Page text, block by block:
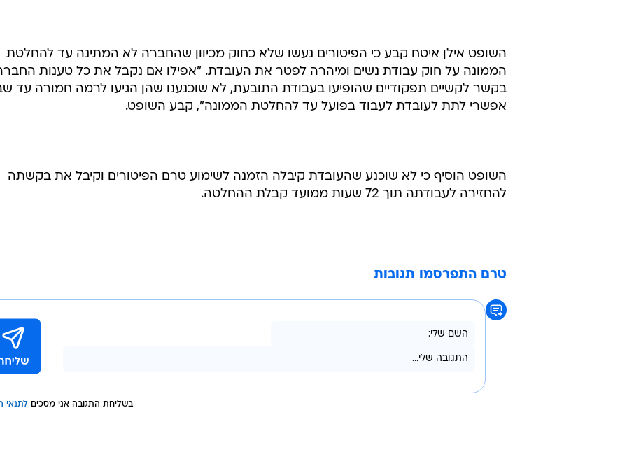
השופט אילן איטח קבע כי הפיטורים נעשו שלא כחוק מכיוון שהחברה לא המתינה עד להחלטת
הממונה על חוק עבודת נשים ומיהרה לפטר את העובדת. "אפילו אם נקבל את כל טענות
בקשר לקשיים תפקודיים שהופיעו בעבודת התובעת, לא שוכנענו שהן הגיעו לרמה חמורה עד
אפשרי לתת לעובדת לעבוד בפועל עד להחלטת הממונה", קבע השופט.
השופט הוסיף כי לא שוכנע שהעובדת קיבלה הזמנה לשימוע טרם הפיטורים וקיבל את בקשתה
להחזירה לעבודתה תוך 72 שעות ממועד קבלת ההחלטה.
טרם התפרסמו תגובות
בשליחת התגובה אני מסכים לתנאי